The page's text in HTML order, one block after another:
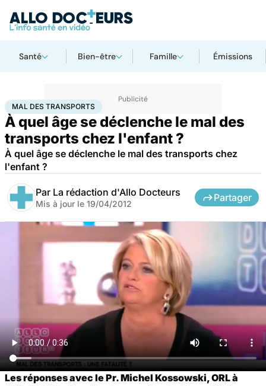
Santé Bien-être Famille Émissions
AccueilFamilleEnfantMal des transports
MAL DES TRANSPORTS
À quel âge se déclenche le mal des
transports chez l'enfant ?
À quel âge se déclenche le mal des transports chez
l'enfant ?
Par La rédaction d'Allo Docteurs
Mis à jour le 19/04/2012
Partager
Les réponses avec le Pr. Michel Kossowski, ORL à